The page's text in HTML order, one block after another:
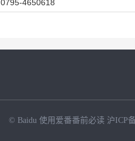
0795-4650618
© Baidu 使用爱番番前必读 沪ICP